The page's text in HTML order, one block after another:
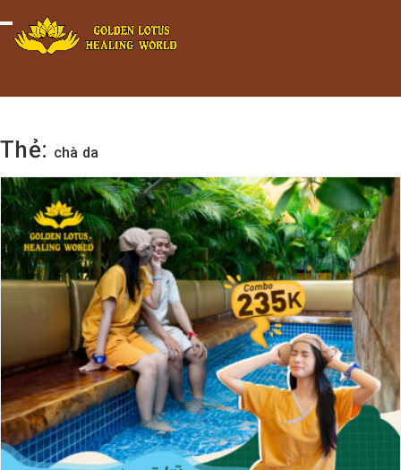
Toggle navigation
Thẻ: chà da
Minigame Tiktok cùng Golden
Lotus nhận thưởng đến 9tr đồng.